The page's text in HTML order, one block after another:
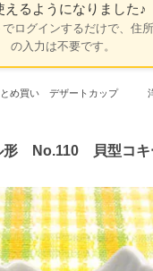
えるようになりました♪
ログインするだけで、住
の入力は不要です。
とめ買い デザートカップ
形 No.110 貝型コ